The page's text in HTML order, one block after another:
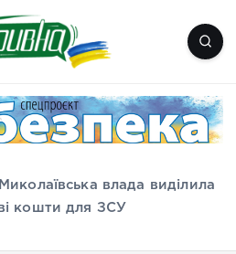
Одеса, Мелітополь
Миколаївська влада виділила
кошти для ЗСУ